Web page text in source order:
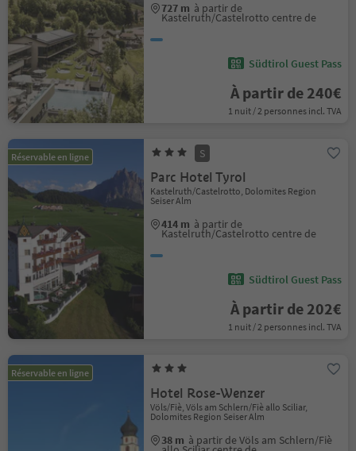
727 m à partir de
Kastelruth/Castelrotto centre de
Südtirol Guest Pass
À partir de 240€
1 nuit / 2 personnes incl. TVA
Réservable en ligne S
Parc Hotel Tyrol
Kastelruth/Castelrotto, Dolomites Region
Seiser Alm
414 m à partir de
Kastelruth/Castelrotto centre de
Südtirol Guest Pass
À partir de 202€
1 nuit / 2 personnes incl. TVA
Réservable en ligne
Hotel Rose-Wenzer
Völs/Fiè, Völs am Schlern/Fiè allo Sciliar,
Dolomites Region Seiser Alm
38 m à partir de Völs am Schlern/Fiè